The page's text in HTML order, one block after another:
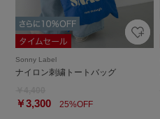
Sonny Label
ナイロン刺繍トートバッグ
￥3,300 25%OFF